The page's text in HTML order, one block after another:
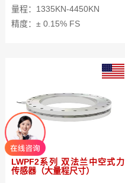
量程：1335KN-4450KN
精度：± 0.15% FS
LWPF2系列 双法兰中空式力
传感器（大量程尺寸）